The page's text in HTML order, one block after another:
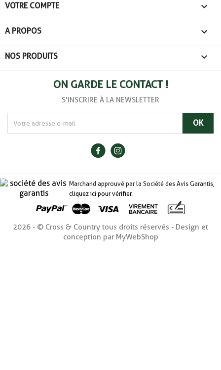
VOTRE COMPTE 
A PROPOS 
NOS PRODUITS 
ON GARDE LE CONTACT !
S'INSCRIRE À LA NEWSLETTER
Marchand approuvé par la Société des Avis Garantis,
cliquez ici pour vérifier.
2026 - © Cross & Country tous droits réservés - Design et
conception par MyWebShop